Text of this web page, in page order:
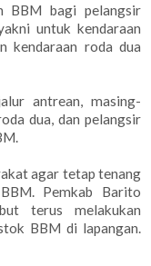
BBM bagi pelangsir
untuk kendaraan
kendaraan roda dua
antrean, masing-
dua, dan pelangsir
agar tetap tenang
Pemkab Barito
terus melakukan
BBM di lapangan.